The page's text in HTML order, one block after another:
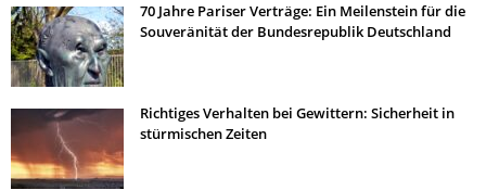
70 Jahre Pariser Verträge: Ein Meilenstein für die
Souveränität der Bundesrepublik Deutschland
Richtiges Verhalten bei Gewittern: Sicherheit in
stürmischen Zeiten